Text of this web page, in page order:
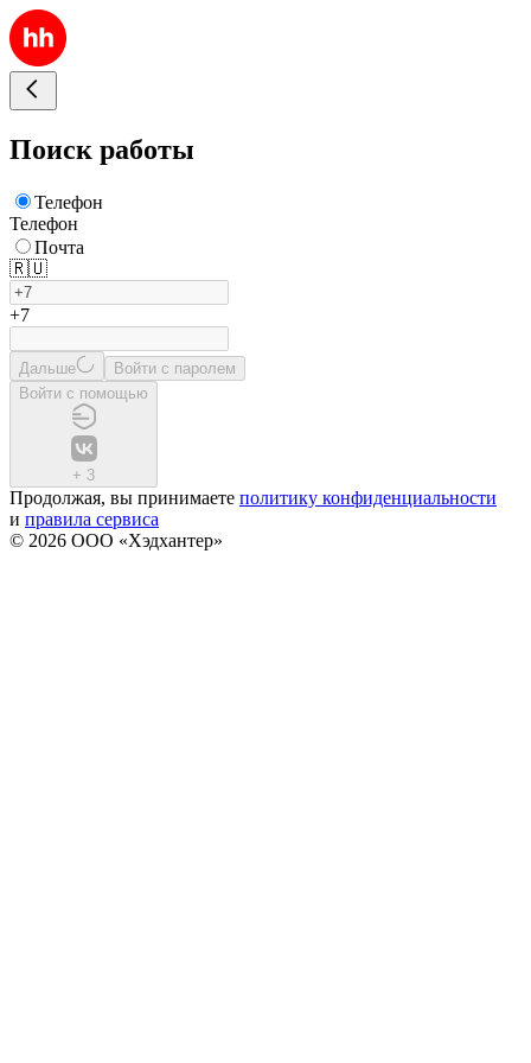
Поиск работы
Телефон
Телефон
Почта
🇷🇺
+7
Дальше
Войти с паролем
Войти с помощью
+ 3
Продолжая, вы принимаете политику конфиденциальности
и правила сервиса
© 2026 ООО «Хэдхантер»